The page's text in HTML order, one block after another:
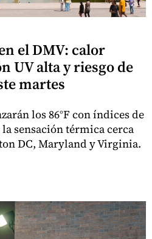
el DMV: calor
UV alta y riesgo de
martes
los 86°F con índices de
sensación térmica cerca
DC, Maryland y Virginia.